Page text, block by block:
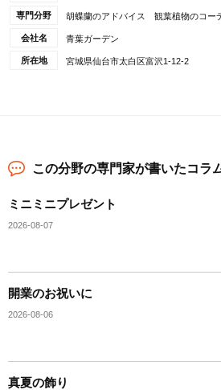
専門分野 胡蝶蘭のアドバイス 観葉植物のコー
会社名 青葉ガーデン
所在地 宮城県仙台市太白区富沢1-12-2
この分野の専門家が書いたコラ
ミニミニプレゼント
2026-08-07
開業のお祝いに
2026-08-06
真夏の飾り